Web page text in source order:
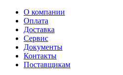
ВходРегистрация
Только
test@example.com
отправлена
Только
Восстановление
пароля
Заполните
форму.
На
вашу
Введите
новый
пароль
Пароль
успешно
Обратная
связь
Ваше
сообщение
успешно
О компании
Оплата
Доставка
Сервис
Документы
Контакты
Поставщикам